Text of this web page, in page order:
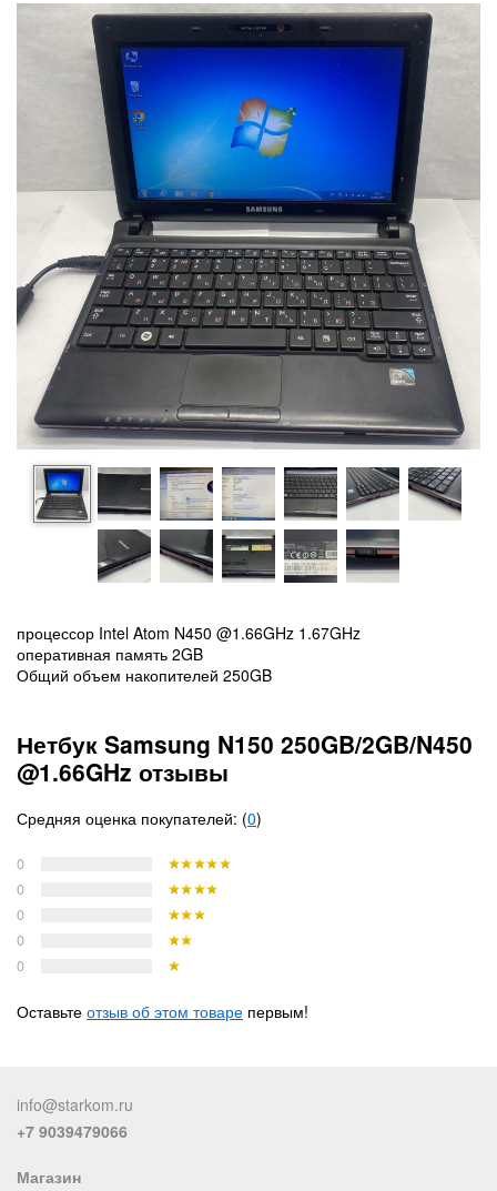
процессор Intel Atom N450 @1.66GHz 1.67GHz
оперативная память 2GB
Общий объем накопителей 250GB
Нетбук Samsung N150 250GB/2GB/N450
@1.66GHz отзывы
Средняя оценка покупателей: (0)
0
0
0
0
0
Оставьте отзыв об этом товаре первым!
info@starkom.ru
+7 9039479066
Магазин